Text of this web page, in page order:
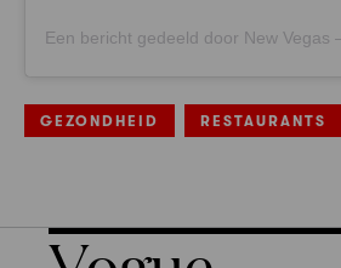
GEZONDHEID RESTAURANTS